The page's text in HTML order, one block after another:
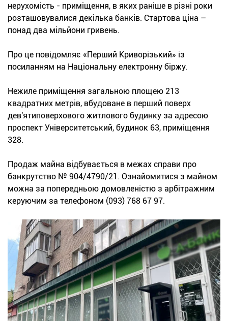
нерухомість - приміщення, в яких раніше в різні роки
розташовувалися декілька банків. Стартова ціна –
понад два мільйони гривень.
Про це повідомляє «Перший Криворізький» із
посиланням на Національну електронну біржу.
Нежиле приміщення загальною площею 213
квадратних метрів, вбудоване в перший поверх
дев'ятиповерхового житлового будинку за адресою
проспект Університетський, будинок 63, приміщення
328.
Продаж майна відбувається в межах справи про
банкрутство № 904/4790/21. Ознайомитися з майном
можна за попередньою домовленістю з арбітражним
керуючим за телефоном (093) 768 67 97.